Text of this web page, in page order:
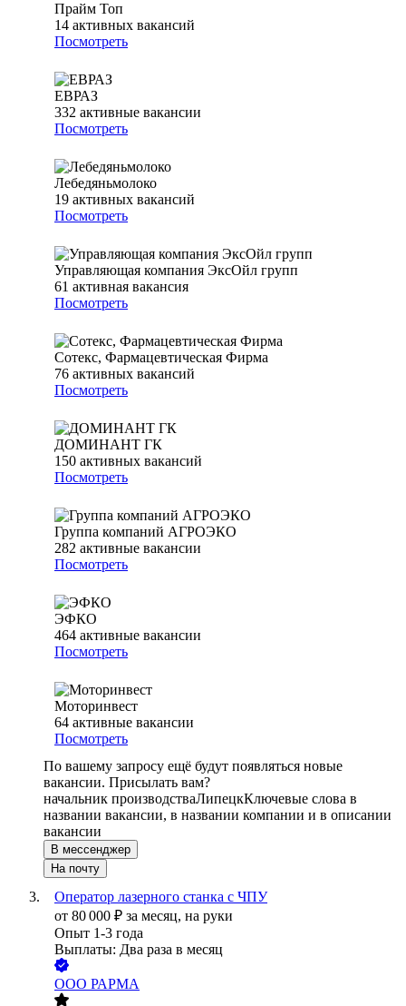
Прайм Топ
14 активных вакансий
Посмотреть
ЕВРАЗ
332 активные вакансии
Посмотреть
Лебедяньмолоко
19 активных вакансий
Посмотреть
Управляющая компания ЭксОйл групп
61 активная вакансия
Посмотреть
Сотекс, Фармацевтическая Фирма
76 активных вакансий
Посмотреть
ДОМИНАНТ ГК
150 активных вакансий
Посмотреть
Группа компаний АГРОЭКО
282 активные вакансии
Посмотреть
ЭФКО
464 активные вакансии
Посмотреть
Моторинвест
64 активные вакансии
Посмотреть
По вашему запросу ещё будут появляться новые
вакансии. Присылать вам?
начальник производстваЛипецкКлючевые слова в
названии вакансии, в названии компании и в описании
вакансии
В мессенджер
На почту
Оператор лазерного станка с ЧПУ
от 80 000 ₽ за месяц, на руки
Опыт 1-3 года
Выплаты: Два раза в месяц
ООО РАРМА